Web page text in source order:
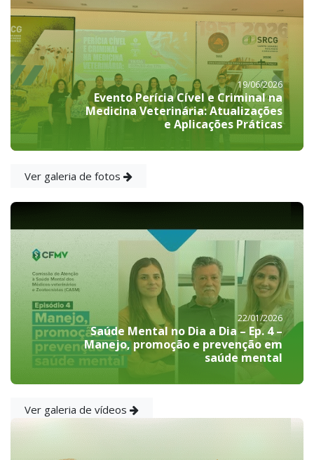
19/06/2026
Evento Perícia Cível e Criminal na
Medicina Veterinária: Atualizações
e Aplicações Práticas
Ver galeria de fotos
22/01/2026
Saúde Mental no Dia a Dia – Ep. 4 –
Manejo, promoção e prevenção em
saúde mental
Ver galeria de vídeos